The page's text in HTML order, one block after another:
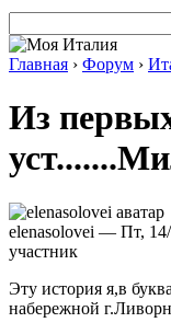
Главная › Форум ›
Из
elenasolovei — Пт, 14/
участник
Эту история я,в
набережной